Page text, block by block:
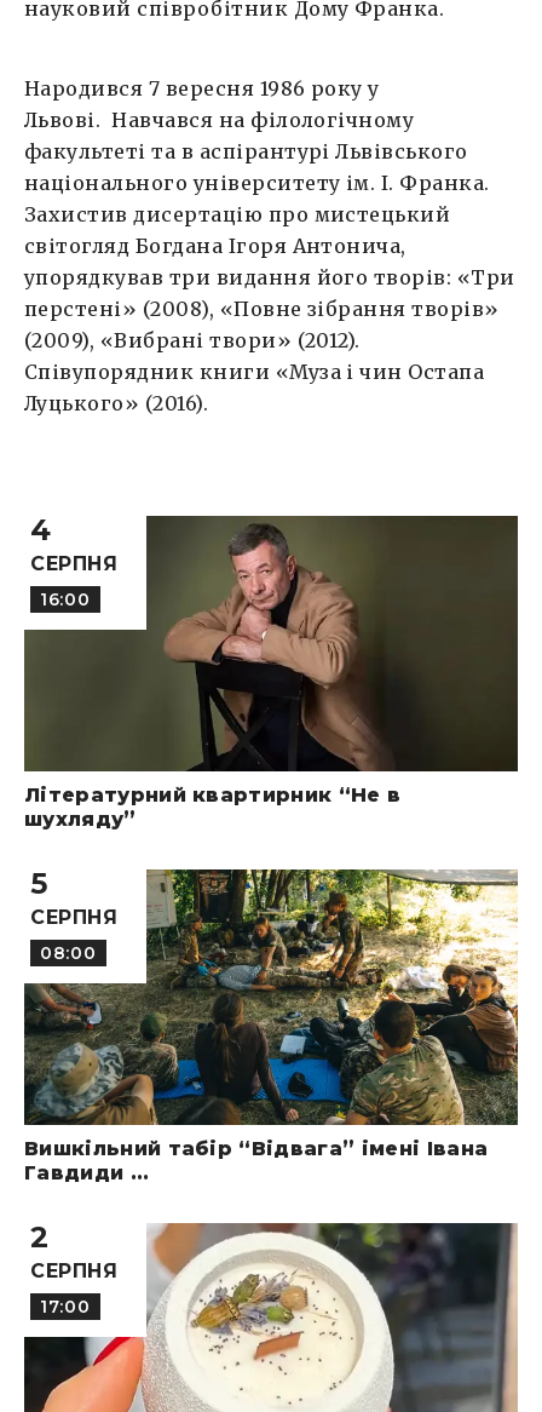
науковий співробітник Дому Франка.
Народився 7 вересня 1986 року у
Львові. Навчався на філологічному
факультеті та в аспірантурі Львівського
національного університету ім. І. Франка.
Захистив дисертацію про мистецький
світогляд Богдана Ігоря Антонича,
упорядкував три видання його творів: «Три
перстені» (2008), «Повне зібрання творів»
(2009), «Вибрані твори» (2012).
Співупорядник книги «Муза і чин Остапа
Луцького» (2016).
4
СЕРПНЯ
16:00
Літературний квартирник “Не в
шухляду”
5
СЕРПНЯ
08:00
Вишкільний табір “Відвага” імені Івана
Гавдиди ...
2
СЕРПНЯ
17:00